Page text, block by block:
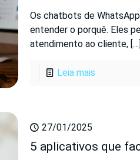
Os chatbots de
entender o porquê. Eles
atendimento ao cliente,[…]
Leia mais
27/01/2025
5 aplicativos que